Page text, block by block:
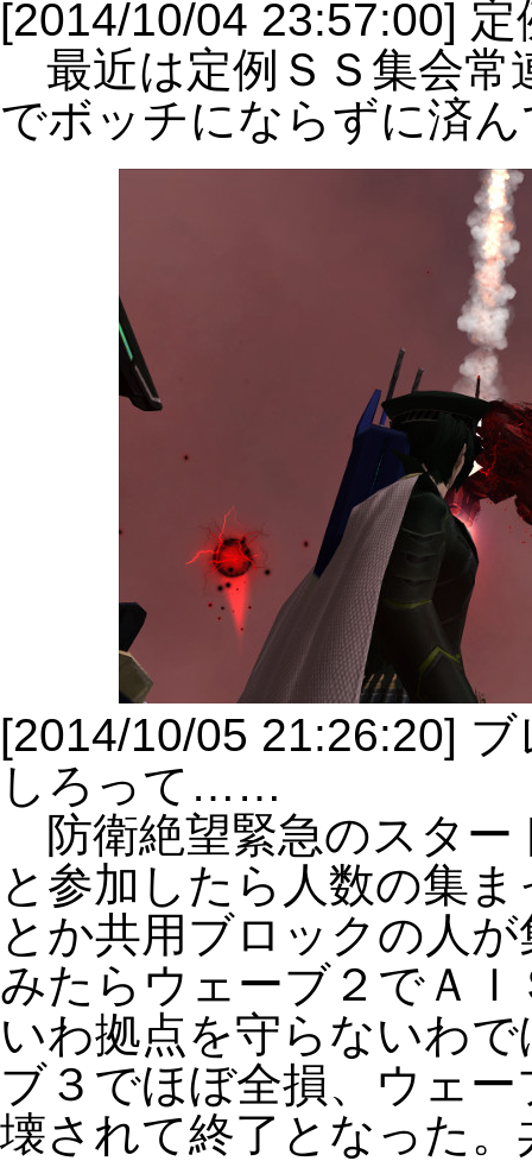
[2014/10/04 23:57:00] 定
最近は定例ＳＳ集会常
でボッチにならずに済
[2014/10/05 21:26:20]
しろって……
防衛絶望緊急のスター
と参加したら人数の集
とか共用ブロックの人
みたらウェーブ２でＡ
いわ拠点を守らないわ
ブ３でほぼ全損、ウェ
壊されて終了となった